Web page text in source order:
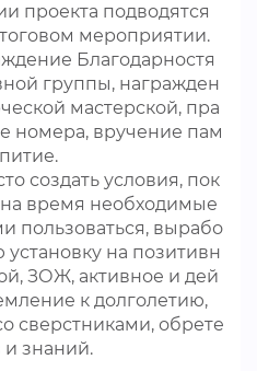
проекта подводятся
мероприятии.
Благодарностя
группы, награжден
мастерской, пра
номера, вручение пам
создать условия, пок
на время необходимые
пользоваться, вырабо
на позитивн
ЗОЖ, активное и дей
к долголетию,
сверстниками, обрете
знаний.